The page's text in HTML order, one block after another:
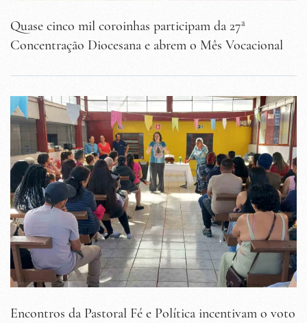
Quase cinco mil coroinhas participam da 27ª
Concentração Diocesana e abrem o Mês Vocacional
Encontros da Pastoral Fé e Política incentivam o voto